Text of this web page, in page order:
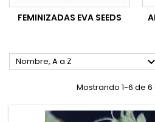
FEMINIZADAS EVA SEEDS
Nombre, A a Z 
Mostrando 1-6 de